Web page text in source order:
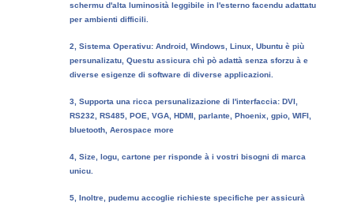
schermu d'alta luminosità leggibile in l'esterno facendu adattatu
per ambienti difficili.
2, Sistema Operativu: Android, Windows, Linux, Ubuntu è più
persunalizatu, Questu assicura chì pò adattà senza sforzu à e
diverse esigenze di software di diverse applicazioni.
3, Supporta una ricca persunalizazione di l'interfaccia: DVI,
RS232, RS485, POE, VGA, HDMI, parlante, Phoenix, gpio, WIFI,
bluetooth, Aerospace more
4, Size, logu, cartone per risponde à i vostri bisogni di marca
unicu.
5, Inoltre, pudemu accoglie richieste specifiche per assicurà